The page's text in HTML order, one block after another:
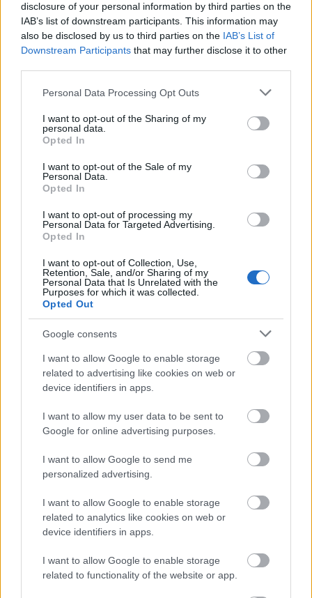
disclosure of your personal information by third parties on the
IAB’s list of downstream participants. This information may
also be disclosed by us to third parties on the IAB’s List of
Downstream Participants that may further disclose it to other
Please note that this website/app uses one or more Google
not limited to your visit or usage behaviour. You may click to
grant or deny consent to Google and its third-party tags to
use your data for below specified purposes in below Google
consent section.
Personal Data Processing Opt Outs
I want to opt-out of the Sharing of my
personal data.
Opted In
I want to opt-out of the Sale of my
Personal Data.
Opted In
I want to opt-out of processing my
Personal Data for Targeted Advertising.
Opted In
I want to opt-out of Collection, Use,
Retention, Sale, and/or Sharing of my
Personal Data that Is Unrelated with the
Purposes for which it was collected.
Opted Out
Google consents
I want to allow Google to enable storage
related to advertising like cookies on web or
device identifiers in apps.
I want to allow my user data to be sent to
Google for online advertising purposes.
I want to allow Google to send me
personalized advertising.
I want to allow Google to enable storage
related to analytics like cookies on web or
device identifiers in apps.
I want to allow Google to enable storage
related to functionality of the website or app.
Rajz- és kisfilmpályázat indul a reformáció
emlékévének jegyében
2017.04.05
A reformáció 500. évfordulója alkalmából rajz- és
amelyen Tolna megyei általános, középiskolás diákok, fiatal
felnőttek vehetnek részt.
Idén több jubileumot is ünnepel Bonyhád
2017.04.02
30 éves a Völgységi Múzeum, 40 éves a Város címmel
várostörténeti időszaki kiállítás-megnyitót tartottak április
elsején Bonyhádon, a Völgységi Múzeumban.
Leonardo-kiállítással ünnepel az Atomenergetikai
Múzeum
Megnyitásának 5. évfordulóját ünnepli a paksi Atomenergetikai
Múzeum. Ennek alkalmából új időszaki kiállítás nyílt az
intézményben, mely Leonardo da Vinci mérnöki munkásságát
Újabb alkotás került a Hírességek útjára
2017.03.29
Dombóvár Város Önkormányzatának a kezdeményezésére több
mint egy éve készült el az 5 kilométeres távot felölelő
Hírességek útja, mely Dombóvárhoz köthető híres